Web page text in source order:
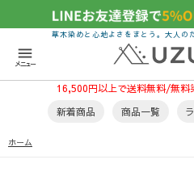
menu
メニュー
草木染めと心地よさをまとう。大人の
16,500円以上で送料無料/無料
新着商品
商品一覧
ホーム